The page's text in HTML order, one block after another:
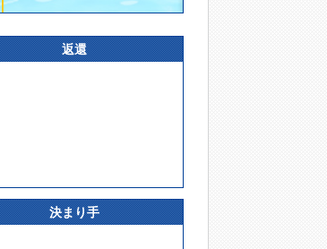
返還
決まり手